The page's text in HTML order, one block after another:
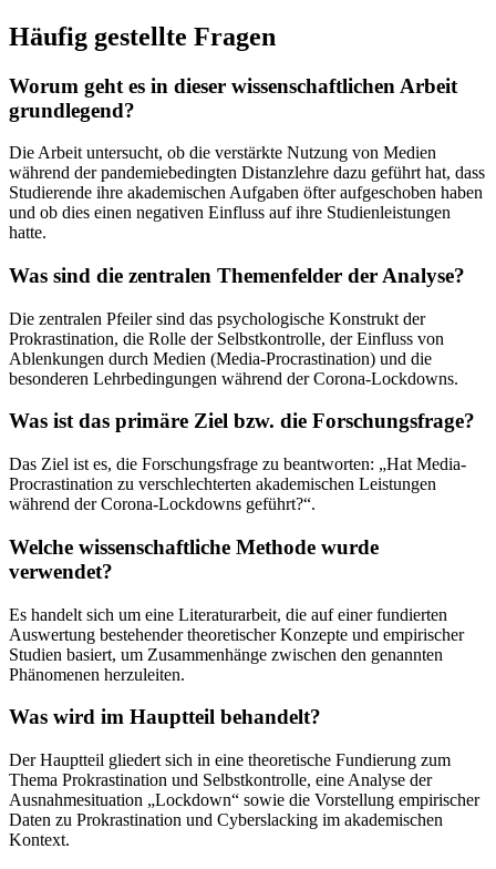
Häufig gestellte Fragen
Worum geht es in dieser wissenschaftlichen Arbeit
grundlegend?
Die Arbeit untersucht, ob die verstärkte Nutzung von Medien
während der pandemiebedingten Distanzlehre dazu geführt hat, dass
Studierende ihre akademischen Aufgaben öfter aufgeschoben haben
und ob dies einen negativen Einfluss auf ihre Studienleistungen
hatte.
Was sind die zentralen Themenfelder der Analyse?
Die zentralen Pfeiler sind das psychologische Konstrukt der
Prokrastination, die Rolle der Selbstkontrolle, der Einfluss von
Ablenkungen durch Medien (Media-Procrastination) und die
besonderen Lehrbedingungen während der Corona-Lockdowns.
Was ist das primäre Ziel bzw. die Forschungsfrage?
Das Ziel ist es, die Forschungsfrage zu beantworten: „Hat Media-
Procrastination zu verschlechterten akademischen Leistungen
während der Corona-Lockdowns geführt?“.
Welche wissenschaftliche Methode wurde
verwendet?
Es handelt sich um eine Literaturarbeit, die auf einer fundierten
Auswertung bestehender theoretischer Konzepte und empirischer
Studien basiert, um Zusammenhänge zwischen den genannten
Phänomenen herzuleiten.
Was wird im Hauptteil behandelt?
Der Hauptteil gliedert sich in eine theoretische Fundierung zum
Thema Prokrastination und Selbstkontrolle, eine Analyse der
Ausnahmesituation „Lockdown“ sowie die Vorstellung empirischer
Daten zu Prokrastination und Cyberslacking im akademischen
Kontext.